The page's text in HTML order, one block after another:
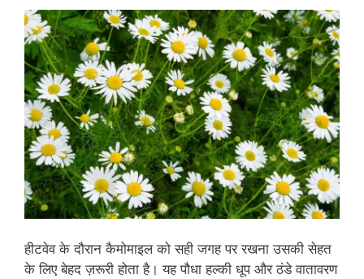
हीटवेव के दौरान कैमोमाइल को सही जगह पर रखना उसकी सेहत
के लिए बेहद ज़रूरी होता है। यह पौधा हल्की धूप और ठंडे वातावरण